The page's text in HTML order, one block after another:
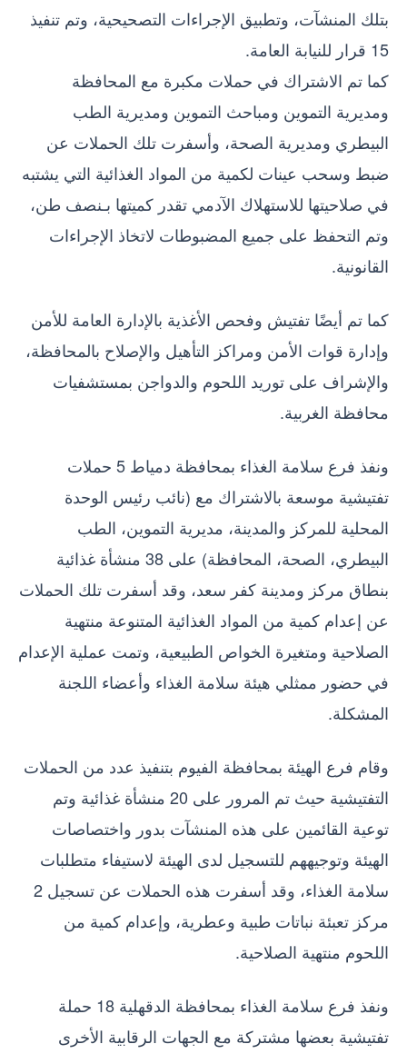
بتلك المنشآت، وتطبيق الإجراءات التصحيحية، وتم تنفيذ
15 قرار للنيابة العامة.
كما تم الاشتراك في حملات مكبرة مع المحافظة
ومديرية التموين ومباحث التموين ومديرية الطب
البيطري ومديرية الصحة، وأسفرت تلك الحملات عن
ضبط وسحب عينات لكمية من المواد الغذائية التي يشتبه
في صلاحيتها للاستهلاك الآدمي تقدر كميتها بـنصف طن،
وتم التحفظ على جميع المضبوطات لاتخاذ الإجراءات
القانونية.
كما تم أيضًا تفتيش وفحص الأغذية بالإدارة العامة للأمن
وإدارة قوات الأمن ومراكز التأهيل والإصلاح بالمحافظة،
والإشراف على توريد اللحوم والدواجن بمستشفيات
محافظة الغربية.
ونفذ فرع سلامة الغذاء بمحافظة دمياط 5 حملات
تفتيشية موسعة بالاشتراك مع (نائب رئيس الوحدة
المحلية للمركز والمدينة، مديرية التموين، الطب
البيطري، الصحة، المحافظة) على 38 منشأة غذائية
بنطاق مركز ومدينة كفر سعد، وقد أسفرت تلك الحملات
عن إعدام كمية من المواد الغذائية المتنوعة منتهية
الصلاحية ومتغيرة الخواص الطبيعية، وتمت عملية الإعدام
في حضور ممثلي هيئة سلامة الغذاء وأعضاء اللجنة
المشكلة.
وقام فرع الهيئة بمحافظة الفيوم بتنفيذ عدد من الحملات
التفتيشية حيث تم المرور على 20 منشأة غذائية وتم
توعية القائمين على هذه المنشآت بدور واختصاصات
الهيئة وتوجيههم للتسجيل لدى الهيئة لاستيفاء متطلبات
سلامة الغذاء، وقد أسفرت هذه الحملات عن تسجيل 2
مركز تعبئة نباتات طبية وعطرية، وإعدام كمية من
اللحوم منتهية الصلاحية.
ونفذ فرع سلامة الغذاء بمحافظة الدقهلية 18 حملة
تفتيشية بعضها مشتركة مع الجهات الرقابية الأخرى